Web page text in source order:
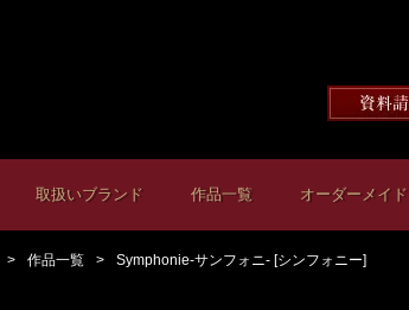
取扱いブランド 作品一覧 オーダーメイド
作品一覧 Symphonie-サンフォニ- [シンフォニー]